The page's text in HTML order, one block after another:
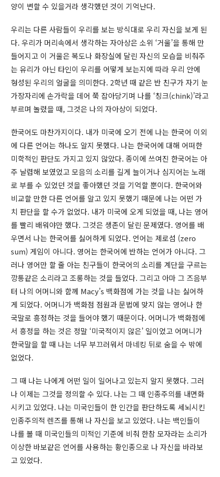
양이 변할 수 있을거라 생각했던 것이 기억난다.
우리는 다른 사람들이 우리를 보는 방식대로 우리 자신을 보게 된
다. 우리가 머리속에서 생각하는 자아상은 소위 ‘거울’을 통해 만
들어지고 이 거울은 복도나 화장실에 달린 자신의 모습을 비춰주
는 유리가 아닌 타인이 우리를 어떻게 보는지에 따라 우리 안에
형성된 우리의 얼굴을 의미한다. 2학년 때 같은 반 친구가 자기 눈
가장자리에 손가락을 데어 쭉 잡아당기며 나를 ‘칭크(chink)’라고
부르며 놀렸을 때, 그것은 나의 자아상이 되었다.
한국어도 마찬가지이다. 내가 미국에 오기 전에 나는 한국어 이외
에 다른 언어는 하나도 알지 못했다. 나는 한국어에 대해 어떠한
미학적인 판단도 가지고 있지 않았다. 종이에 쓰여진 한국어는 아
주 날렵해 보였었고 모음의 소리를 길게 늘이거나 심지어는 노래
로 부를 수 있었던 것을 좋아했던 것을 기억할 뿐이다. 한국어와
비교할 만한 다른 언어를 알고 있지 못했기 때문에 나는 어떤 가
치 판단을 할 수가 없었다. 내가 미국에 오게 되었을 때, 나는 영어
를 빨리 배워야만 했다. 그것은 생존이 달린 문제였다. 영어를 배
우면서 나는 한국어를 싫어하게 되었다. 언어는 제로섬 (zero
sum) 게임이 아니다. 영어는 한국어에 반하는 언어가 아니다. 그
러나 영어만 할 줄 아는 친구들이 한국어의 소리를 계단을 구르는
깡통같은 소리라고 조롱하는 것을 들었다. 그리고 아마 그 즈음부
터 나의 어머니와 함께 Macy’s 백화점에 가는 것을 나는 싫어하
게 되었다. 어머니가 백화점 점원과 문법에 맞지 않는 영어나 한
국말로 흥정하는 것을 들어야 했기 때문이다. 어머니가 백화점에
서 흥정을 하는 것은 정말 ‘미국적이지 않은’ 일이었고 어머니가
한국말을 할 때 나는 너무 부끄러워서 마네킹 뒤로 숨을 수 밖에
없었다.
그 때 나는 나에게 어떤 일이 일어나고 있는지 알지 못했다. 그러
나 이제는 그것을 정의할 수 있다. 나는 그 때 인종주의를 내면화
시키고 있었다. 나는 미국인들이 한 인간을 판단하도록 세뇌시킨
인종주의적 렌즈를 통해 나 자신을 보고 있었다. 나는 백인들이
나를 볼 때 미국인들의 미적인 기준에 비춰 한참 모자라는 소리가
이상한 바보같은 언어를 사용하는 황인종으로 나 자신을 바라보
고 있었다.